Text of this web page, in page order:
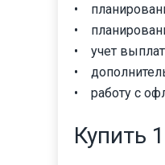
•
•
• учет выплат
•
• работу с
Купить